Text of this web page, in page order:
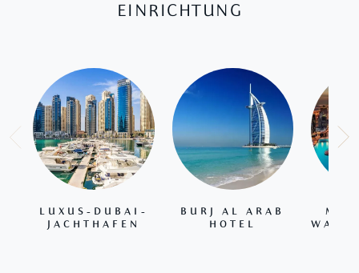
EINRICHTUNG
LUXUS-DUBAI-
JACHTHAFEN
BURJ AL ARAB
HOTEL